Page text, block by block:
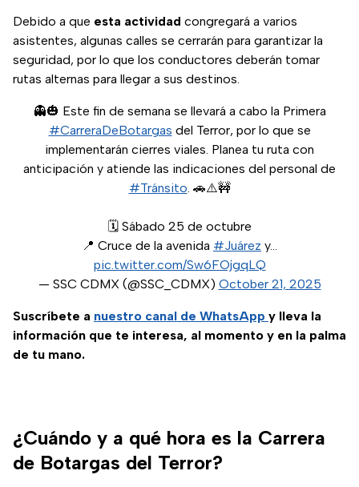
Debido a que esta actividad congregará a varios
asistentes, algunas calles se cerrarán para garantizar la
seguridad, por lo que los conductores deberán tomar
rutas alternas para llegar a sus destinos.
👻🎃 Este fin de semana se llevará a cabo la Primera
#CarreraDeBotargas del Terror, por lo que se
implementarán cierres viales. Planea tu ruta con
anticipación y atiende las indicaciones del personal de
#Tránsito. 🚗⚠️🚧
🗓️ Sábado 25 de octubre
📍 Cruce de la avenida #Juárez y…
pic.twitter.com/Sw6FOjgqLQ
— SSC CDMX (@SSC_CDMX) October 21, 2025
Suscríbete a nuestro canal de WhatsApp y lleva la
información que te interesa, al momento y en la palma
de tu mano.
¿Cuándo y a qué hora es la Carrera
de Botargas del Terror?